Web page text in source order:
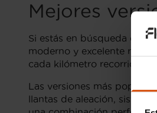
Mejores
Si estás en búsqueda de
moderno y excelente
cada kilómetro recorrido.
Las versiones más
llantas de aleación,